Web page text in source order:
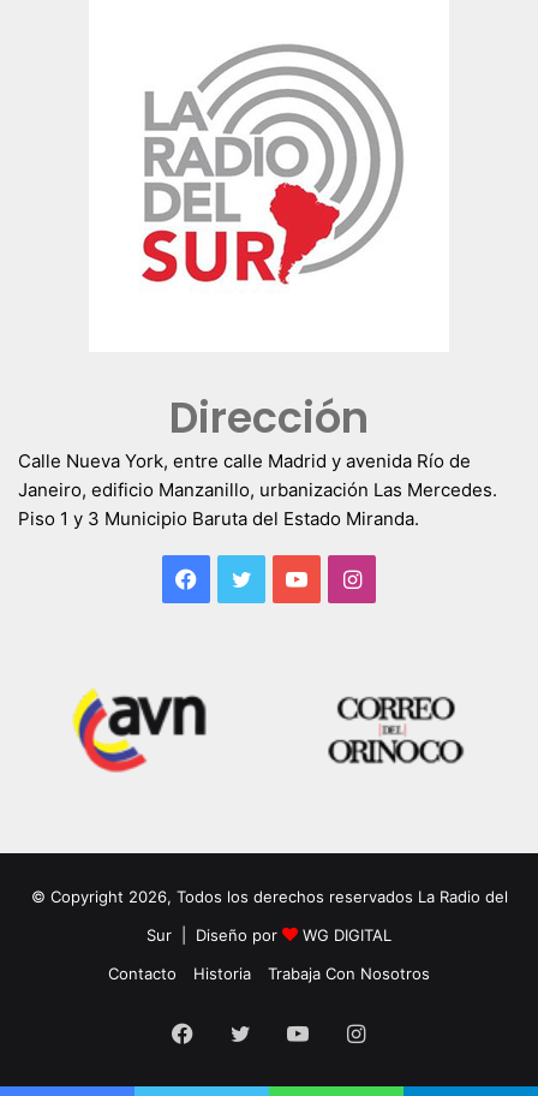
Dirección
Calle Nueva York, entre calle Madrid y avenida Río de
Janeiro, edificio Manzanillo, urbanización Las Mercedes.
Piso 1 y 3 Municipio Baruta del Estado Miranda.
Facebook
TwitterYouTubeInstagram
© Copyright 2026, Todos los derechos reservados La Radio del
Sur | Diseño por
WG DIGITAL
Contacto
Historia Trabaja Con Nosotros
Facebook
TwitterYouTubeInstagram